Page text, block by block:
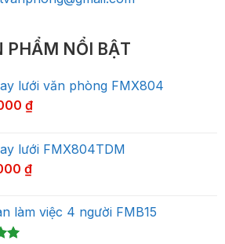
PHẨM NỔI BẬT
lưới văn phòng FMX804
₫
lưới FMX804TDM
₫
làm việc 4 người FMB15